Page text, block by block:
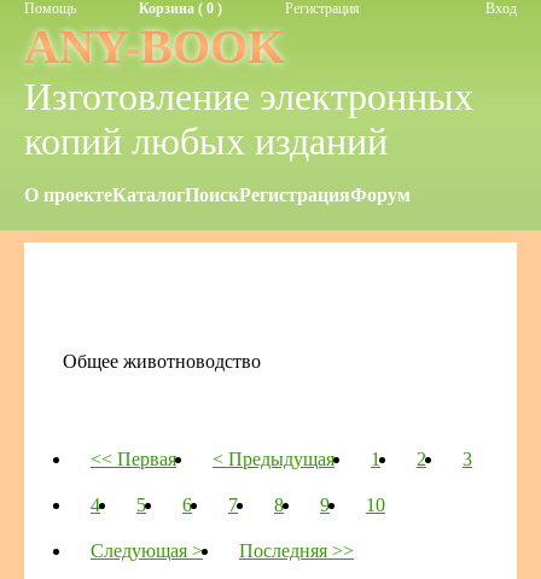
Помощь Корзина ( 0 ) Регистрация Вход
ANY-BOOK
Изготовление электронных
копий любых изданий
О проектеКаталогПоискРегистрацияФорум
Общее животноводство
<< Первая < Предыдущая 1 2 3
4 5 6 7 8 9 10
Следующая > Последняя >>